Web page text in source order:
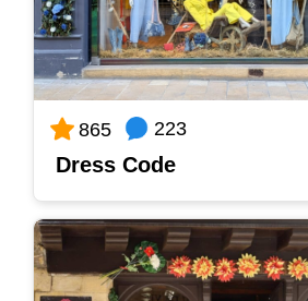
865 223
Dress Code